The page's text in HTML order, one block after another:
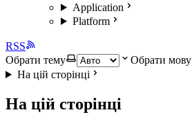
Application
Platform
RSS
Обрати тему
Обрати мову
На цій сторінці
На цій сторінці